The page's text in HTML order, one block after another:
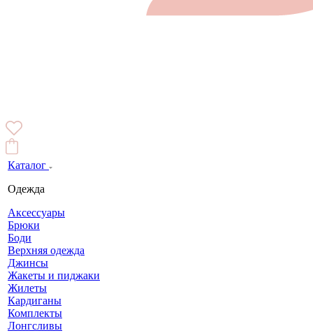
Каталог
Одежда
Аксессуары
Брюки
Боди
Верхняя одежда
Джинсы
Жакеты и пиджаки
Жилеты
Кардиганы
Комплекты
Лонгсливы